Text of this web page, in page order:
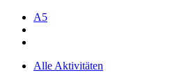
A5
Alle Aktivitäten